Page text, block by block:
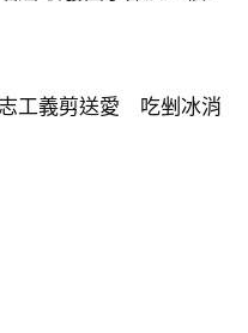
工義剪送愛 吃剉冰消